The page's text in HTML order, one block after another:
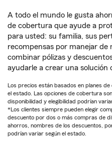
A todo el mundo le gusta
de cobertura que ayude a
para usted: su familia, sus
recompensas por manejar de
combinar pólizas y
ayudarle a crear una solución
Los precios están basados en planes
el estado. Las opciones de cobertura
disponibilidad y elegibilidad podrían
*Los clientes siempre pueden elegir
descuento por dos o más compras de
ahorros, nombres de los descuentos,
podrían variar según el estado.